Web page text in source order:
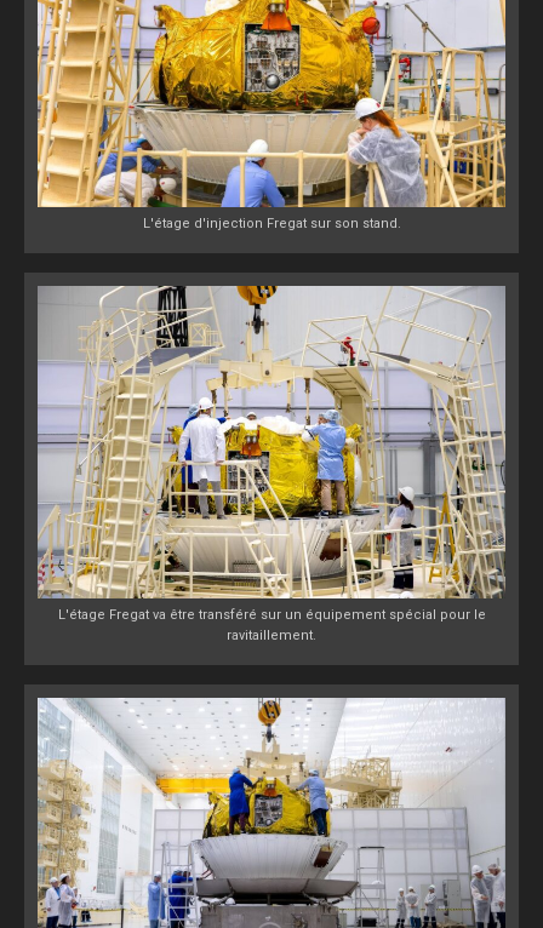
L'étage d'injection Fregat sur son stand.
L'étage Fregat va être transféré sur un équipement spécial pour le
ravitaillement.